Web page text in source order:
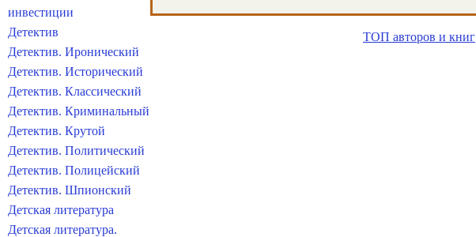
ТОП авторов и книг
инвестиции
Детектив
Детектив. Иронический
Детектив. Исторический
Детектив. Классический
Детектив. Криминальный
Детектив. Крутой
Детектив. Политический
Детектив. Полицейский
Детектив. Шпионский
Детская литература
Детская литература.